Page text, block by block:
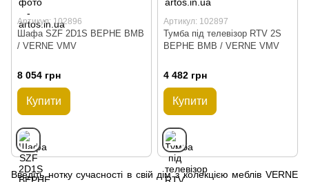
Артикул: 102896
Шафа SZF 2D1S ВЕРНЕ ВМВ
/ VERNE VMV
8 054 грн
Купити
Артикул: 102897
Тумба під телевізор RTV 2S
ВЕРНЕ ВМВ / VERNE VMV
4 482 грн
Купити
Введіть нотку сучасності в свій дім з колекцією меблів VERNE